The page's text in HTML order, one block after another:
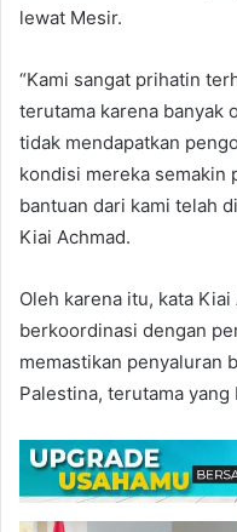
lewat Mesir.
“Kami sangat prihatin
terutama karena banyak
tidak mendapatkan
kondisi mereka semakin
bantuan dari kami telah
Kiai Achmad.
Oleh karena itu, kata
berkoordinasi dengan
memastikan penyaluran
Palestina, terutama yang